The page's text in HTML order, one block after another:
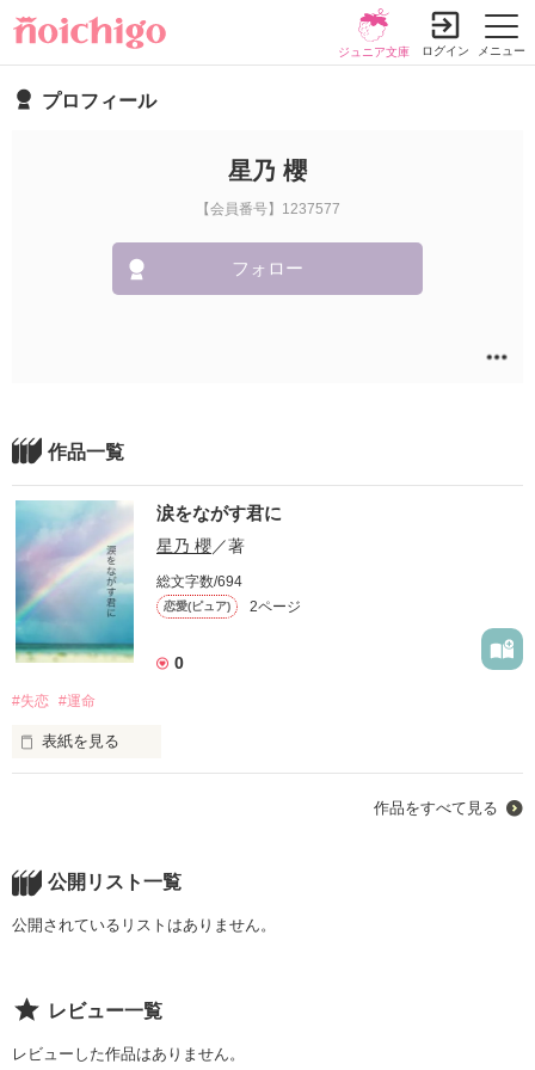
メニュー
ジュニア文庫 ログイン
プロフィール
星乃 櫻
【会員番号】1237577
フォロー
作品一覧
涙をながす君に
星乃 櫻／著
総文字数/694
恋愛(ピュア) 2ページ
0
#失恋 #運命
表紙を見る
作品をすべて見る
公開リスト一覧
公開されているリストはありません。
レビュー一覧
レビューした作品はありません。